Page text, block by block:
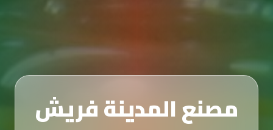
مصنع المدينة فريش